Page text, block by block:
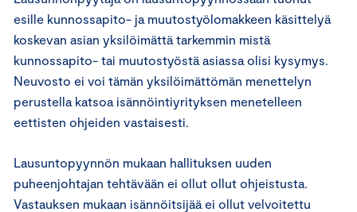
esille kunnossapito- ja muutostyölomakkeen käsittelyä
koskevan asian yksilöimättä tarkemmin mistä
kunnossapito- tai muutostyöstä asiassa olisi kysymys.
Neuvosto ei voi tämän yksilöimättömän menettelyn
perustella katsoa isännöintiyrityksen menetelleen
eettisten ohjeiden vastaisesti.
Lausuntopyynnön mukaan hallituksen uuden
puheenjohtajan tehtävään ei ollut ollut ohjeistusta.
Vastauksen mukaan isännöitsijää ei ollut velvoitettu